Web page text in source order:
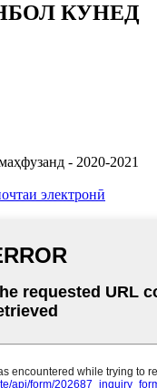
КУНЕД
- 2020-2021
электронӣ